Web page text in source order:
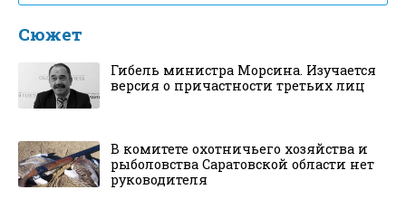
Сюжет
Гибель министра Морсина. Изучается
версия о причастности третьих лиц
В комитете охотничьего хозяйства и
рыболовства Саратовской области нет
руководителя